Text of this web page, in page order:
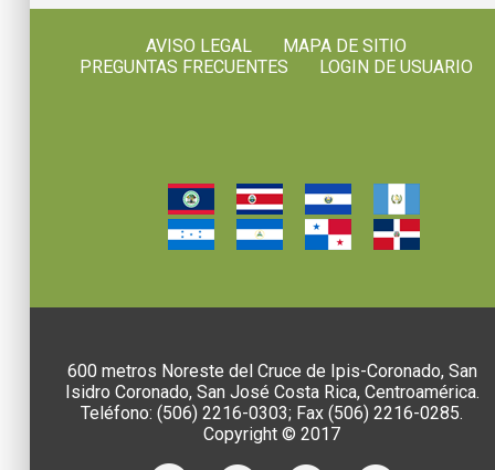
AVISO LEGAL
MAPA DE SITIO
PREGUNTAS FRECUENTES
LOGIN DE USUARIO
600 metros Noreste del Cruce de Ipis-Coronado, San
Isidro Coronado, San José Costa Rica, Centroamérica.
Teléfono: (506) 2216-0303; Fax (506) 2216-0285.
Copyright © 2017